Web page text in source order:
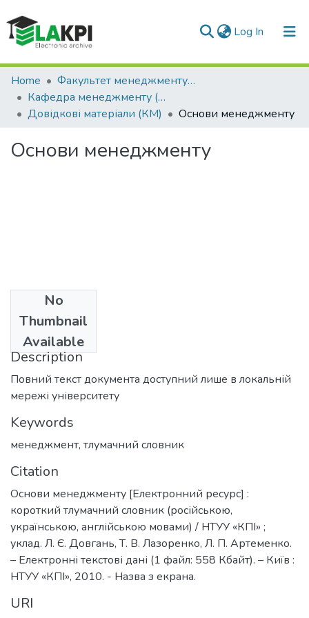
Log In (current)
Communities & Collections
All of DSpace
Home
Факультет менеджменту та маркетингу (ФММ)
Кафедра менеджменту (КМ)
Довідкові матеріали (КМ)
Основи менеджменту
Основи менеджменту
No
Thumbnail
Available
2010
Description
Повний текст документа доступний лише в локальній
мережі університету
Keywords
менеджмент, тлумачний словник
Citation
Основи менеджменту [Електронний ресурс] :
короткий тлумачний словник (російською,
українською, англійською мовами) / НТУУ «КПІ» ;
уклад. Л. Є. Довгань, Т. В. Лазоренко, Л. П. Артеменко.
– Електронні текстові дані (1 файл: 558 Кбайт). – Київ :
НТУУ «КПІ», 2010. - Назва з екрана.
URI